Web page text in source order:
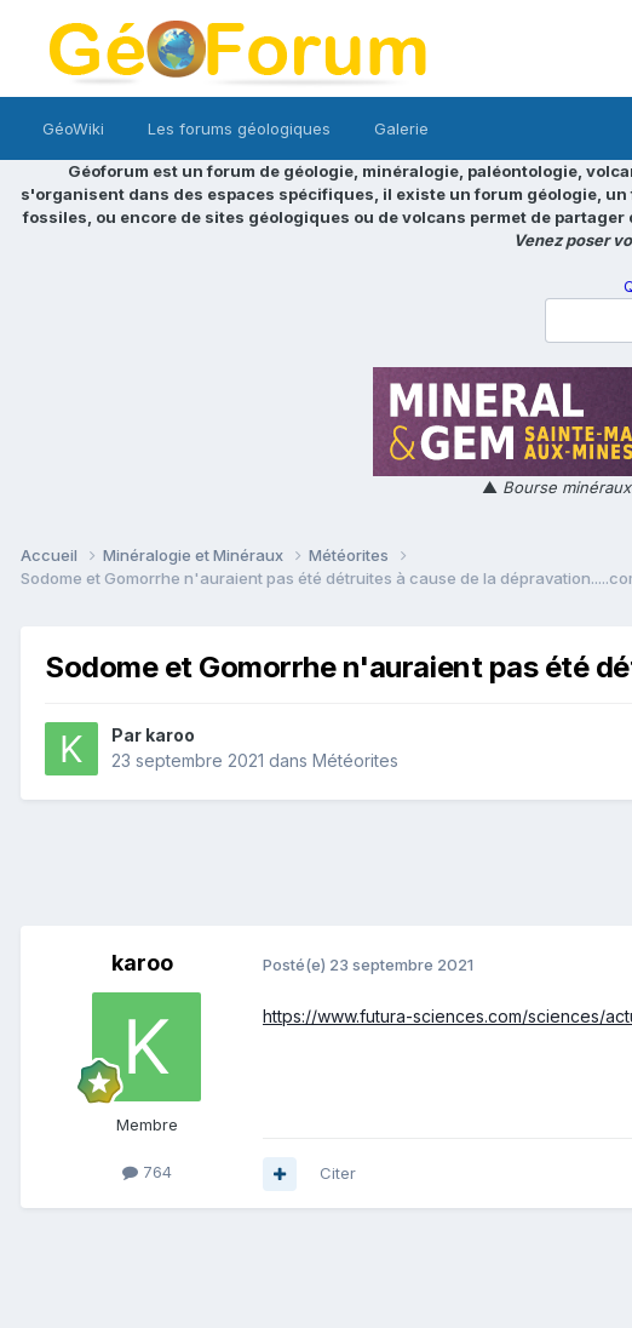
GéoWiki Les forums géologiques Galerie
Géoforum est un forum de géologie, minéralogie, paléontologie,
s'organisent dans des espaces spécifiques, il existe un forum géologie,
fossiles, ou encore de sites géologiques ou de volcans permet de
Venez poser
▲ Bourse
Accueil Minéralogie et Minéraux
Météorites
Sodome et Gomorrhe n'auraient pas été détruites à cause de la
Sodome et Gomorrhe n'auraient pas été
Par karoo
23 septembre 2021 dans Météorites
karoo
Membre
764
Posté(e) 23 septembre 2021
https://www.futura-sciences.com/sciences/
Citer